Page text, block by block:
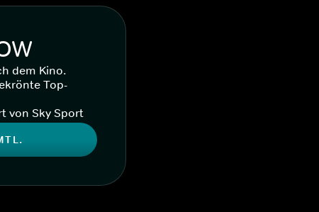
dem Kino.
Top-
von Sky Sport